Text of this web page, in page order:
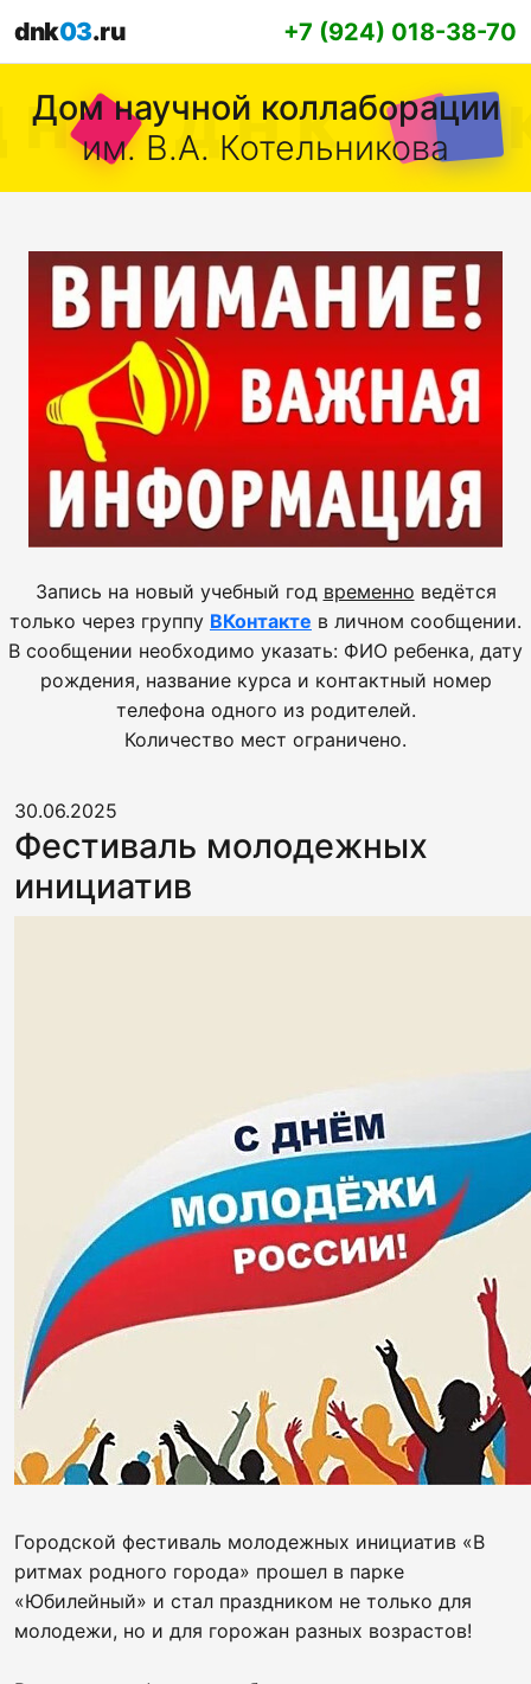
dnk03.ru +7 (924) 018-38-70
Дом научной коллаборации
им. В.А. Котельникова
Запись на новый учебный год временно ведётся
только через группу ВКонтакте в личном сообщении.
В сообщении необходимо указать: ФИО ребенка, дату
рождения, название курса и контактный номер
телефона одного из родителей.
Количество мест ограничено.
30.06.2025
Фестиваль молодежных
инициатив
Городской фестиваль молодежных инициатив «В
ритмах родного города» прошел в парке
«Юбилейный» и стал праздником не только для
молодежи, но и для горожан разных возрастов!